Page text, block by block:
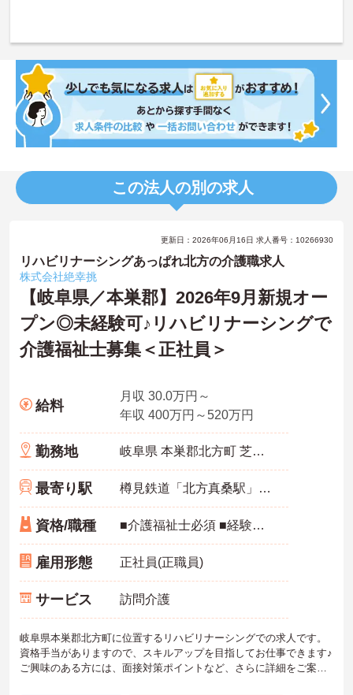
この法人の別の求人
更新日：2026年06月16日 求人番号：10266930
リハビリナーシングあっぱれ北方の介護職求人
株式会社絶幸挑
【岐阜県／本巣郡】2026年9月新規オー
プン◎未経験可♪リハビリナーシングで
介護福祉士募集＜正社員＞
給料
月収 30.0万円～
年収 400万円～520万円
勤務地 岐阜県 本巣郡北方町 芝原東町5‐14
最寄り駅 樽見鉄道「北方真桑駅」バス・車6分
資格/職種 ■介護福祉士必須 ■経験不問
雇用形態 正社員(正職員)
サービス 訪問介護
岐阜県本巣郡北方町に位置するリハビリナーシングでの求人です。
資格手当がありますので、スキルアップを目指してお仕事できます♪
ご興味のある方には、面接対策ポイントなど、さらに詳細をご案内